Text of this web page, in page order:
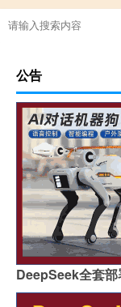
公告
DeepSeek全套